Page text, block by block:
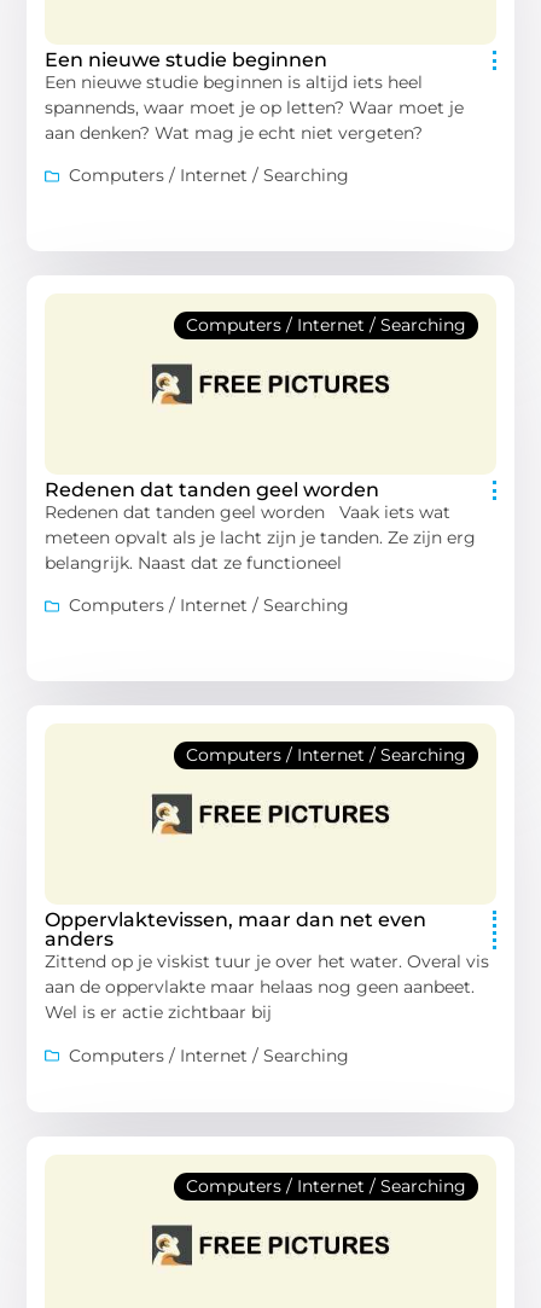
Een nieuwe studie beginnen
Een nieuwe studie beginnen is altijd iets heel
spannends, waar moet je op letten? Waar moet je
aan denken? Wat mag je echt niet vergeten?
Computers / Internet / Searching
Computers / Internet / Searching
Redenen dat tanden geel worden
Redenen dat tanden geel worden Vaak iets wat
meteen opvalt als je lacht zijn je tanden. Ze zijn erg
belangrijk. Naast dat ze functioneel
Computers / Internet / Searching
Computers / Internet / Searching
Oppervlaktevissen, maar dan net even
anders
Zittend op je viskist tuur je over het water. Overal vis
aan de oppervlakte maar helaas nog geen aanbeet.
Wel is er actie zichtbaar bij
Computers / Internet / Searching
Computers / Internet / Searching